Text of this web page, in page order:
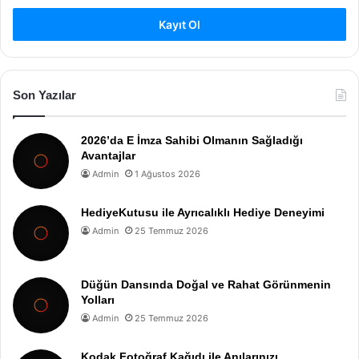
Kayıt Ol
Son Yazılar
2026’da E İmza Sahibi Olmanın Sağladığı
Avantajlar
Admin 1 Ağustos 2026
HediyeKutusu ile Ayrıcalıklı Hediye Deneyimi
Admin 25 Temmuz 2026
Düğün Dansında Doğal ve Rahat Görünmenin
Yolları
Admin 25 Temmuz 2026
Kodak Fotoğraf Kağıdı ile Anılarınızı